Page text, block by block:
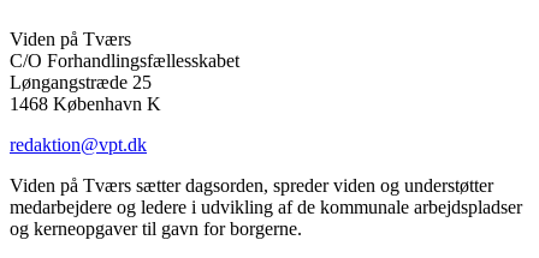
Viden på Tværs
C/O Forhandlingsfællesskabet
Løngangstræde 25
1468 København K
redaktion@vpt.dk
Viden på Tværs sætter dagsorden, spreder viden og understøtter
medarbejdere og ledere i udvikling af de kommunale arbejdspladser
og kerneopgaver til gavn for borgerne.